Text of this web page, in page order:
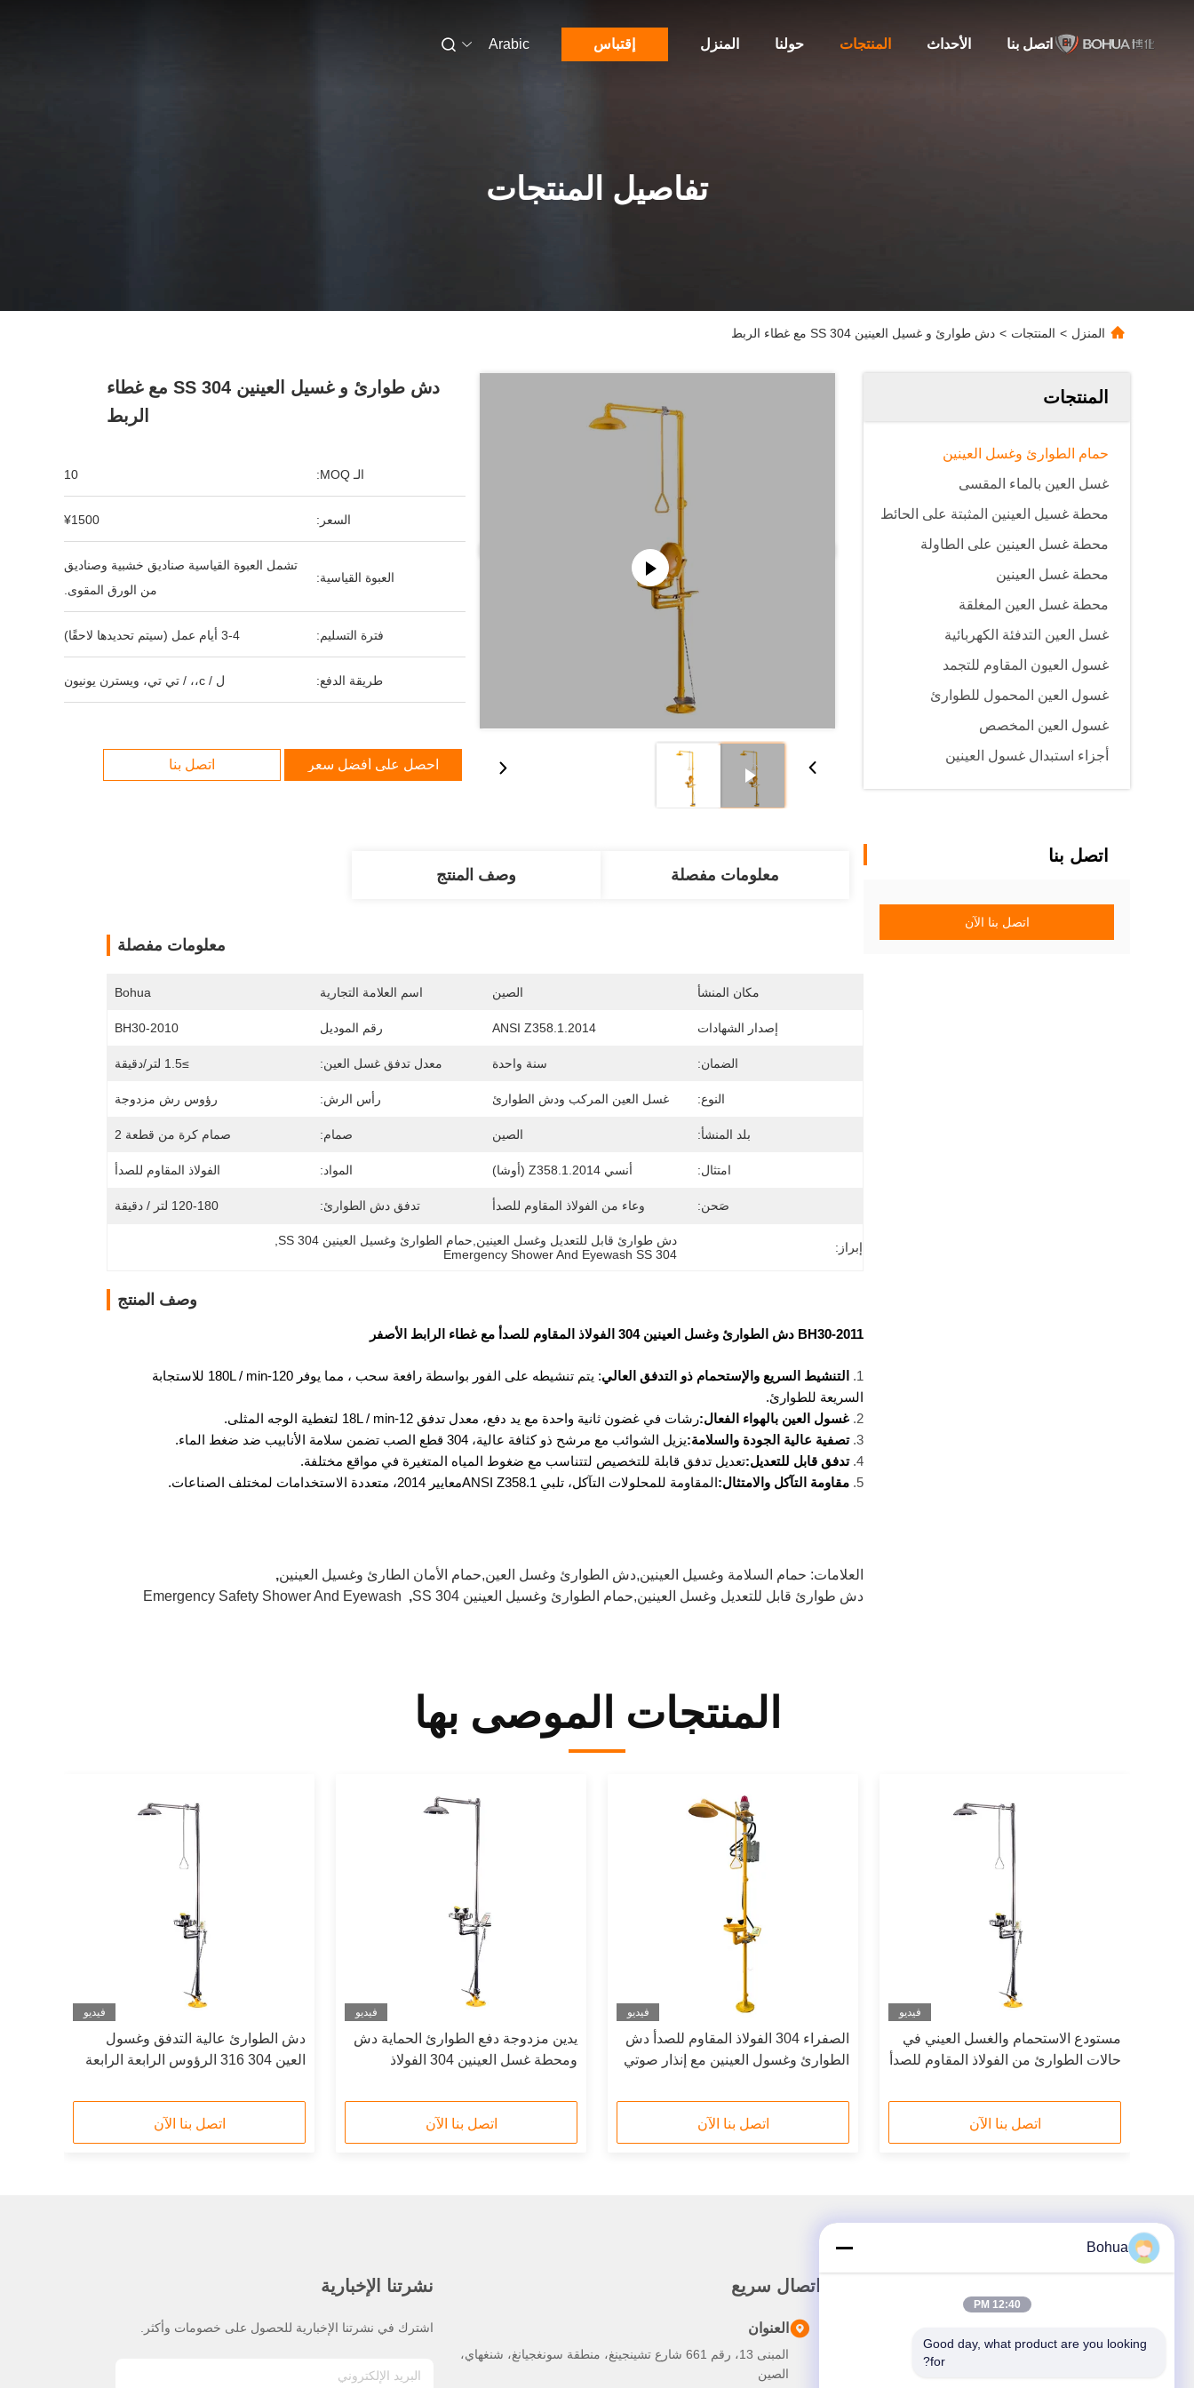
المنزل حولنا المنتجات الأحداث اتصل بنا إقتباس Arabic
تفاصيل المنتجات
المنزل > المنتجات > دش طوارئ و غسيل العينين SS 304 مع غطاء الربط
المنتجات
حمام الطوارئ وغسل العينين
غسل العين بالماء المقسى
محطة غسيل العينين المثبتة على الحائط
محطة غسل العينين على الطاولة
محطة غسل العينين
محطة غسل العين المغلقة
غسل العين التدفئة الكهربائية
غسول العيون المقاوم للتجمد
غسول العين المحمول للطوارئ
غسول العين المخصص
أجزاء استبدال غسول العينين
اتصل بنا
اتصل بنا الآن
دش طوارئ و غسيل العينين SS 304 مع غطاء
الربط
الـ MOQ: 10
السعر: ¥1500
العبوة القياسية:
تشمل العبوة القياسية صناديق خشبية وصناديق
من الورق المقوى.
فترة التسليم: 3-4 أيام عمل (سيتم تحديدها لاحقًا)
طريقة الدفع: ل / c،، / تي تي، ويسترن يونيون
احصل على أفضل سعر اتصل بنا
معلومات مفصلة وصف المنتج
معلومات مفصلة
مكان المنشأ الصين اسم العلامة التجارية Bohua
إصدار الشهادات ANSI Z358.1.2014 رقم الموديل BH30-2010
الضمان: سنة واحدة معدل تدفق غسل العين: ≥1.5 لتر/دقيقة
النوع: غسل العين المركب ودش الطوارئ رأس الرش: رؤوس رش مزدوجة
بلد المنشأ: الصين صمام: صمام كرة من قطعة 2
امتثال: أنسي Z358.1.2014 (أوشا) المواد: الفولاذ المقاوم للصدأ
صَحن: وعاء من الفولاذ المقاوم للصدأ تدفق دش الطوارئ: 120-180 لتر / دقيقة
إبراز: دش طوارئ قابل للتعديل وغسل العينين,حمام الطوارئ وغسيل العينين SS 304
Emergency Shower And Eyewash SS 304
وصف المنتج
BH30-2011 دش الطوارئ وغسل العينين 304 الفولاذ المقاوم للصدأ مع غطاء الرابط الأصفر
التنشيط السريع والإستحمام ذو التدفق العالي
: يتم تنشيطه على الفور بواسطة رافعة سحب ، مما يوفر 120-180L / min للاستجابة
السريعة للطوارئ.
غسول العين بالهواء الفعال:رشات في غضون ثانية واحدة مع يد دفع، معدل تدفق 12-18L / min لتغطية الوجه المثلى.
تصفية عالية الجودة والسلامة:يزيل الشوائب مع مرشح ذو كثافة عالية، 304 قطع الصب تضمن سلامة الأنابيب ضد ضغط الماء.
تدفق قابل للتعديل:تعديل تدفق قابلة للتخصيص لتتناسب مع ضغوط المياه المتغيرة في مواقع مختلفة.
مقاومة التآكل والامتثال: المقاومة للمحلولات التآكل، تلبي ANSI Z358.1معايير 2014، متعددة الاستخدامات لمختلف الصناعات.
العلامات: حمام السلامة وغسيل العينين,دش الطوارئ وغسل العين,حمام الأمان الطارئ وغسيل العينين,
دش طوارئ قابل للتعديل وغسل العينين,حمام الطوارئ وغسيل العينين SS 304
,
Emergency Safety Shower And Eyewash
المنتجات الموصى بها
فيديو
مستودع الاستحمام والغسل العيني في
حالات الطوارئ من الفولاذ المقاوم للصدأ
الفولاذ المقاوم للصدأ
اتصل بنا الآن
فيديو
الصفراء 304 الفولاذ المقاوم للصدأ دش
الطوارئ وغسول العينين مع إنذار صوتي
اتصل بنا الآن
فيديو
يدين مزدوجة دفع الطوارئ الحماية دش
ومحطة غسل العينين 304 الفولاذ
اتصل بنا الآن
فيديو
دش الطوارئ عالية التدفق وغسول
العين 304 316 الرؤوس الرابعة الرابعة
اتصل بنا الآن
اتصال سريع
العنوان
المبنى 13، رقم 661 شارع تشينجينغ، منطقة سونغجيانغ، شنغهاي،
الصين
نشرتنا الإخبارية
اشترك في نشرتنا الإخبارية للحصول على خصومات وأكثر.
Bohua
12:40 PM
Good day, what product are you looking
for?